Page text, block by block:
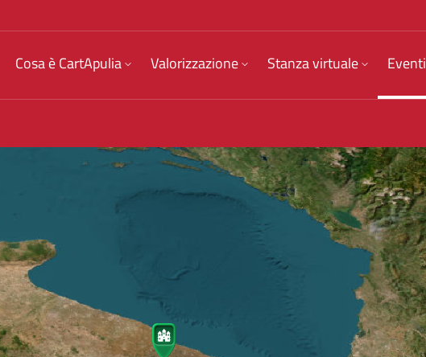
Cosa è CartApulia Valorizzazione Stanza virtuale Eventi